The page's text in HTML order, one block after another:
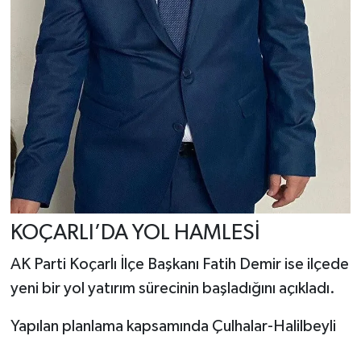
KOÇARLI’DA YOL HAMLESİ
AK Parti Koçarlı İlçe Başkanı Fatih Demir ise ilçede
yeni bir yol yatırım sürecinin başladığını açıkladı.
Yapılan planlama kapsamında Çulhalar-Halilbeyli